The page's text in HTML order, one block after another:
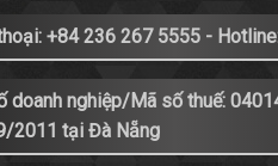
+84 236 267 5555 -
doanh nghiệp/Mã số thuế:
2011 tại Đà Nẵng